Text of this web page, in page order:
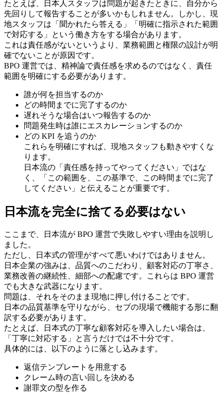
たとえば、日本人スタッフは問題が起きたときに、自分から
先回りして報告することが多いかもしれません。しかし、現
地スタッフは「聞かれたら答える」「明確に指示された範囲
で対応する」という働き方をする場合があります。
これは責任感がないというより、業務範囲と権限の設計が明
確でないことが原因です。
BPO 運営では、精神論で責任感を求めるのではなく、責任
範囲を明確にする必要があります。
誰が何を担当するのか
どの時間までに完了するのか
遅れそうな場合はいつ報告するのか
問題発生時は誰にエスカレーションするのか
どの KPI を追うのか
これらを明確にすれば、現地スタッフも動きやすくな
ります。
日本流の「責任感を持ってやってください」ではな
く、「この範囲を、この基準で、この時間までに完了
してください」と伝えることが重要です。
日本流を完全に捨てる必要はない
ここまで、日本流が BPO 運営で失敗しやすい理由を説明し
ました。
ただし、日本式の管理がすべて悪いわけではありません。
日本企業の強みは、品質へのこだわり、顧客対応の丁寧さ、
業務改善の継続性、細部への配慮です。これらは BPO 運営
でも大きな武器になります。
問題は、それをそのまま現地に押し付けることです。
日本の品質基準を守りながら、セブの現場で機能する形に翻
訳する必要があります。
たとえば、日本式の丁寧な顧客対応を導入したい場合は、
「丁寧に対応する」と言うだけでは不十分です。
具体的には、以下のように落とし込みます。
返信テンプレートを用意する
クレーム時の言い回しを決める
謝罪文の型を作る